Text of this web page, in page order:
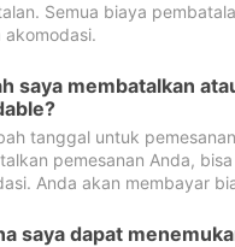
Semua biaya
akomodasi.
saya membatalkan
tanggal untuk
pemesanan Anda,
Anda akan membayar
saya dapat